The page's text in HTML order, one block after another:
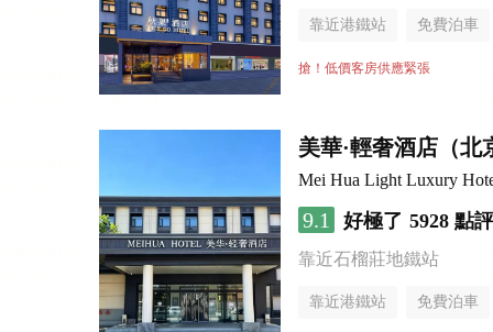
靠近港鐵站 免費泊車
行李寄存服務
搶！低價客房供應緊張
美華·輕奢酒店（
Mei Hua Light Luxury
9.1 好極了 5928 點評
靠近石榴莊地鐵站
靠近港鐵站 免費泊車